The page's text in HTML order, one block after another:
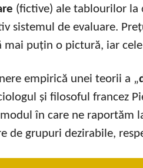
(fictive) ale tablourilor la
sistemul de evaluare.
mai puțin o pictură, iar
empirică unei teorii a „
și filosoful francez
în care ne raportăm
de grupuri dezirabile,